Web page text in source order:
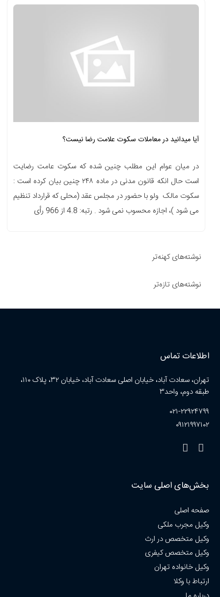
آیا میدانید در معاملات سکوت علامت رضا نیست؟
در میان عوام این مطلب چنین شده که سکوت عامت رضایت
است حال انکه قانون مدنی در ماده ۲۴۸ چنین بیان کرده است :
سکوت مالک ولو با حضور در مجلس عقد (محلی که قرارداد تنظیم
می شود )، اجازه محسوب نمی شود . رتبه: 4.8 از 966 رأی
نوشته‌ها
نوشته‌های کهنه‌تر
نوشته‌های تازه‌تر
اطلاعات تماس
تهران، سعادت آباد، خیابان اصلی سعادت آباد، خیابان ۳۲، پلاک ۱۱۰،
طبقه دوم، واحد۳
۰۲۱-۲۲۹۲۴۷۹۹
۰۹۱۲۱۹۹۷۱۰۲
بخش‌های اصلی سایت
صفحه اصلی
وکیل مجرب ملکی
وکیل متخصص در ارث
وکیل متخصص کیفری
وکیل خانواده تهران
ارتباط با وکلا